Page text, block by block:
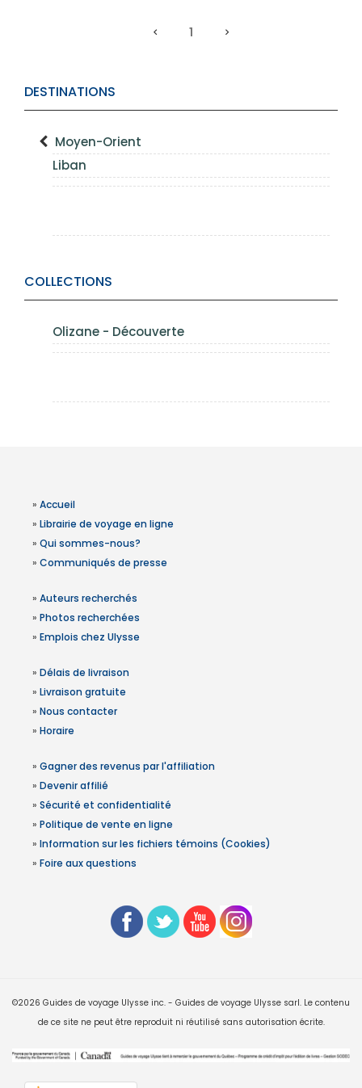
DESTINATIONS
Moyen-Orient
Liban
COLLECTIONS
Olizane - Découverte
1
» Accueil
» Librairie de voyage en ligne
» Qui sommes-nous?
» Communiqués de presse
» Auteurs recherchés
» Photos recherchées
» Emplois chez Ulysse
» Délais de livraison
» Livraison gratuite
» Nous contacter
» Horaire
» Gagner des revenus par l'affiliation
» Devenir affilié
» Sécurité et confidentialité
» Politique de vente en ligne
» Information sur les fichiers témoins (Cookies)
» Foire aux questions
©2026 Guides de voyage Ulysse inc. - Guides de voyage Ulysse sarl. Le contenu
de ce site ne peut être reproduit ni réutilisé sans autorisation écrite.